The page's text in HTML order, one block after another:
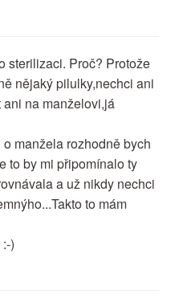
sterilizaci. Proč? Protože
nějaký pilulky,nechci ani
na manželovi,já
manžela rozhodně bych
to by mi připomínalo ty
a už nikdy nechci
to mám
)